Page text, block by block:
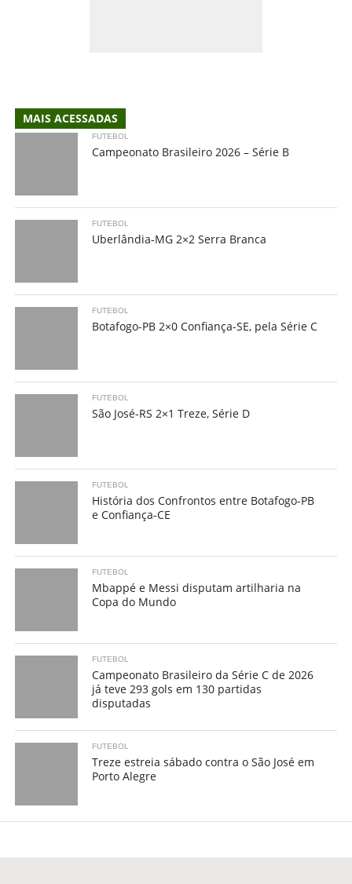
MAIS ACESSADAS
FUTEBOL
Campeonato Brasileiro 2026 – Série B
FUTEBOL
Uberlândia-MG 2×2 Serra Branca
FUTEBOL
Botafogo-PB 2×0 Confiança-SE, pela Série C
FUTEBOL
São José-RS 2×1 Treze, Série D
FUTEBOL
História dos Confrontos entre Botafogo-PB
e Confiança-CE
FUTEBOL
Mbappé e Messi disputam artilharia na
Copa do Mundo
FUTEBOL
Campeonato Brasileiro da Série C de 2026
já teve 293 gols em 130 partidas
disputadas
FUTEBOL
Treze estreia sábado contra o São José em
Porto Alegre